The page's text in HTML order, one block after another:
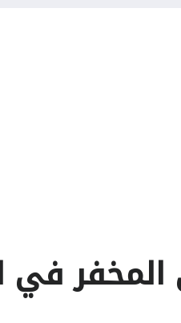
المخفر في